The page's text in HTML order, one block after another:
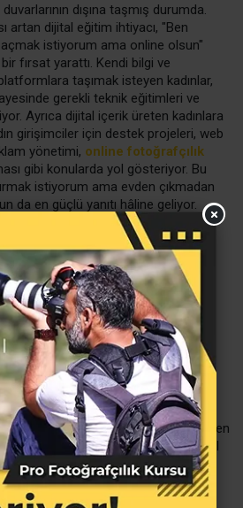
dışına taşmış durumda.
artan dijital eğitim ihtiyacı, "Ben
istiyorum ama online olsun"
fırsat yarattı. Kendi bilgi ve
taşımak isteyen kadınlar,
gerekli teknik eğitimleri ve
Ayrıca dijital içerik üreten kadınlara
girişimciler için destek projeleri, web
yönetimi, online fotoğrafçılık
gibi konularda yol gösteriyor. Bu
istiyorum ama evden çıkmadan
da en güçlü yanıtı hâline geliyor.
Ürünleri Geliştirmek
sektörü, yaratıcılık ve formül bilgisi
çok sayıda kadın için başarılı
Özellikle bitkisel sabunlar, doğal
üretmek isteyen kadınlar, “Kendi
fark yaratmak istiyorum” diyorsa,
ve özel sektör tarafından
ürün geliştirme sürecinden
kadınlara rehberlik ediyor.
ise bir sonraki adımda meslek
benzer ürünleri üretmek isteyen
başlıyor. Bu süreçte özellikle doğal
girişimci kadınların sektöre daha
imkân tanıyor. Kadın girişimcilere
eğitici bir rol üstlenmek mümkün.